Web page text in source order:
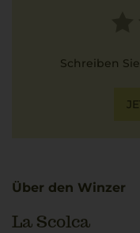
Schreiben
Über den Winzer
La Scolca